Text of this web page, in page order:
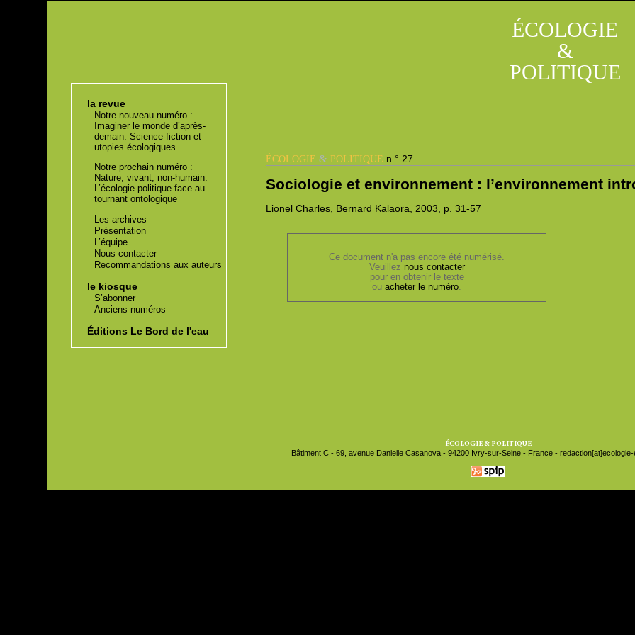
ÉCOLOGIE
&
POLITIQUE
la revue
Notre nouveau numéro :
Imaginer le monde d’après-
demain. Science-fiction et
utopies écologiques
Notre prochain numéro :
Nature, vivant, non-humain.
L’écologie politique face au
tournant ontologique
Les archives
Présentation
L’équipe
Nous contacter
Recommandations aux auteurs
le kiosque
S’abonner
Anciens numéros
Éditions Le Bord de l'eau
ÉCOLOGIE& POLITIQUE n ° 27
Sociologie et environnement : l’environnement
Lionel Charles, Bernard Kalaora, 2003, p. 31-57
Ce document n'a pas encore été numérisé.
Veuillez nous contacter
pour en obtenir le texte
ouacheter le numéro.
ÉCOLOGIE & POLITIQUE
Bâtiment C - 69, avenue Danielle Casanova - 94200 Ivry-sur-Seine - France - redaction[at]ecologie-